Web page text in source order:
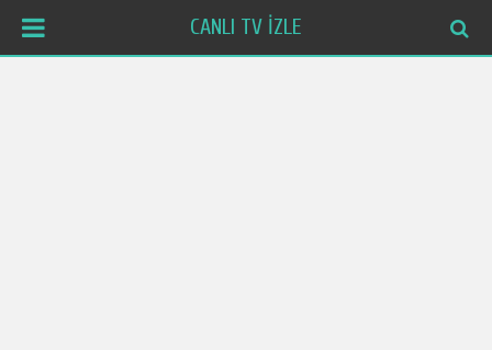
CANLI TV İZLE